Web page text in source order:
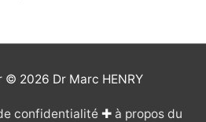
© 2026 Dr Marc HENRY
confidentialité✚ à propos du